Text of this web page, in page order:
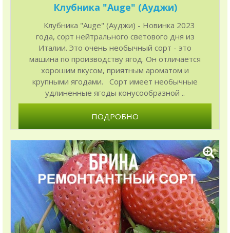
Клубника "Auge" (Ауджи)
Клубника "Auge" (Ауджи) - Новинка 2023
года, сорт нейтрального светового дня из
Италии. Это очень необычный сорт - это
машина по производству ягод. Он отличается
хорошим вкусом, приятным ароматом и
крупными ягодами. Сорт имеет необычные
удлиненные ягоды конусообразной ..
ПОДРОБНО